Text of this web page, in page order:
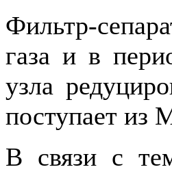
Фильтр-
газа и в
узла
поступает из
В связи с